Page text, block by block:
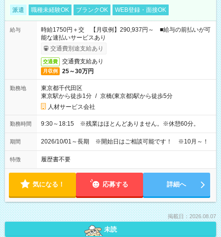
派遣 職種未経験OK ブランクOK WEB登録・面接OK
給与
時給1750円＋交 【月収例】290,937円～ ■給与の前払いが可
能な速払いサービスあり
交通費別途支給あり
交通費 交通費支給あり
月収例 25～30万円
勤務地
東京都千代田区
東京駅から徒歩1分 / 京橋(東京都)駅から徒歩5分
人材サービス会社
勤務時間 9:30～18:15 ※残業はほとんどありません。※休憩60分。
期間 2026/10/01～長期 ※開始日はご相談可能です！ ※10月～！
特徴 履歴書不要
気になる！ 応募する 詳細へ
掲載日：2026.08.07
未読